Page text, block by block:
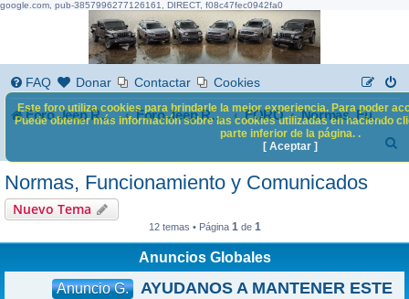
google.com, pub-3857996277126161, DIRECT, f08c47fec0942fa0
FAQ Donar Contactar Cookies
Foro Jeep Renegade Foro Jeep Renegade FORO
Normas, Funcionamiento y Comunicados
a
r
Normas, Funcionamiento y Comunicados
Nuevo Tema
12 temas • Página 1 de 1
Anuncios Globales
Anuncio G.
AYUDANOS A MANTENER ESTE
Este foro utiliza cookies para brindarle la mejor experiencia. Para poder
Puede obtener más información sobre las cookies utilizadas en haciendo
parte inferior de la página. .
[ Aceptar ]